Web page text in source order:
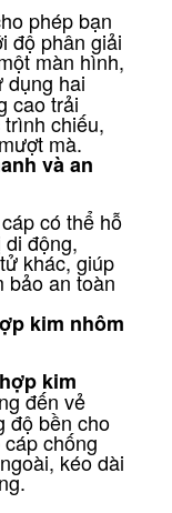
phép bạn
độ phân giải
màn hình,
dụng hai
cao trải
chiếu,
mà.
và an
có thể hỗ
động,
khác, giúp
bảo an toàn
kim nhôm
hợp kim
đến vẻ
độ bền cho
chống
kéo dài